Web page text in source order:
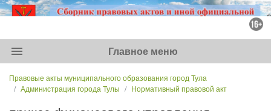
menu Главное меню
Правовые акты муниципального образования город Тула
Администрация города Тулы
Нормативный правовой акт